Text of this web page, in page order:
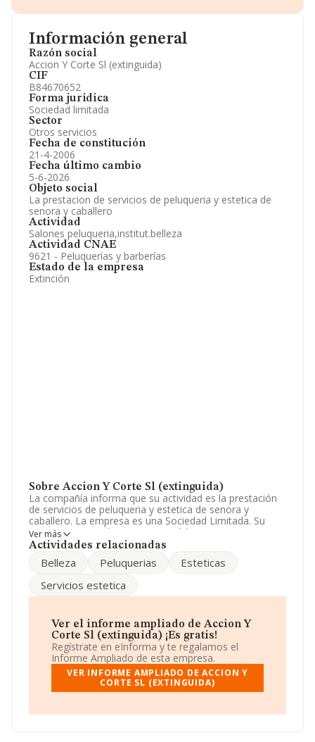
Información general
Razón social
Accion Y Corte Sl (extinguida)
CIF
B84670652
Forma jurídica
Sociedad limitada
Sector
Otros servicios
Fecha de constitución
21-4-2006
Fecha último cambio
5-6-2026
Objeto social
La prestacion de servicios de peluqueria y estetica de
senora y caballero
Actividad
Salones peluqueria,institut.belleza
Actividad CNAE
9621 - Peluquerías y barberías
Estado de la empresa
Extinción
Sobre Accion Y Corte Sl (extinguida)
La compañía informa que su actividad es la prestación
de servicios de peluqueria y estetica de senora y
caballero. La empresa es una Sociedad Limitada. Su
CNAE corresponde a 9621 con código '%cnae%'. La
sociedad no tiene actividad en mercados exteriores.
La compañía
Accion y Corte S.L (extinguida)
encuentra en Avenida Del Guadalix núm. 91, (28110),
Algete, Madrid.
En base a la información de la que dispone INFORMA
sobre 27.497 compañías, en el ámbito nacional la
facturación alcanza la cifra de 868 millones de euros y la
media de facturación de ventas entre todas las
compañías alcanza los 31 mil euros. Teniendo en
cuenta la información sobre Madrid, en la base de datos
de INFORMA aparecen 7667 empresas, con ventas de
de interés en el ámbito sectorial, la media de
Ver más
Actividades relacionadas
Belleza Peluquerias
Esteticas
Servicios estetica
Ver el informe ampliado de Accion Y
Corte Sl (extinguida) ¡Es gratis!
Regístrate en eInforma y te regalamos el
Informe Ampliado de esta empresa.
VER INFORME AMPLIADO DE ACCION Y
CORTE SL (EXTINGUIDA)
Información oficial y registral complementaria.